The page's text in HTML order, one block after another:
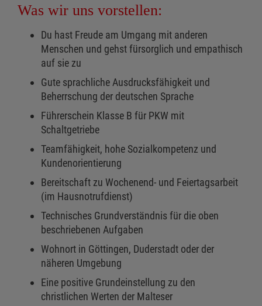
Was wir uns vorstellen:
Du hast Freude am Umgang mit anderen
Menschen und gehst fürsorglich und empathisch
auf sie zu
Gute sprachliche Ausdrucksfähigkeit und
Beherrschung der deutschen Sprache
Führerschein Klasse B für PKW mit
Schaltgetriebe
Teamfähigkeit, hohe Sozialkompetenz und
Kundenorientierung
Bereitschaft zu Wochenend- und Feiertagsarbeit
(im Hausnotrufdienst)
Technisches Grundverständnis für die oben
beschriebenen Aufgaben
Wohnort in Göttingen, Duderstadt oder der
näheren Umgebung
Eine positive Grundeinstellung zu den
christlichen Werten der Malteser